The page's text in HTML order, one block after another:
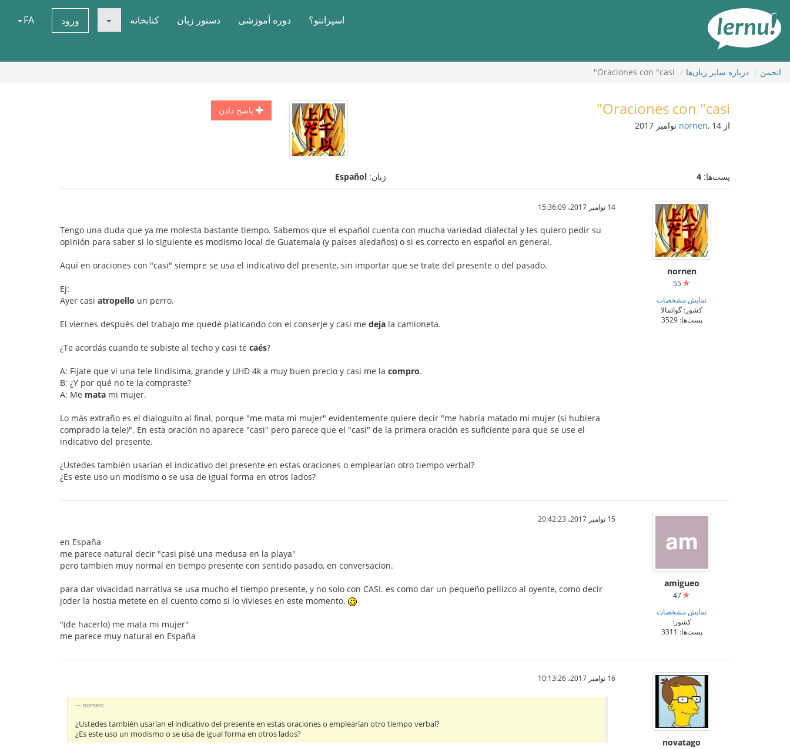
محتوا
اسپرانتو؟ دوره آموزشی دستور زبان کتابخانه ورود FA
انجمن درباره ساير زبان‌ها Oraciones con "casi"
پاسخ دادن Oraciones con "casi"
از nornen, 14 نوامبر 2017
پست‌ها: 4 زبان: Español
nornen
نمایش مشخصات
کشور: گواتمالا
پست‌ها: 3529
14 نوامبر 2017،‏ 15:36:09
Tengo una duda que ya me molesta bastante tiempo. Sabemos que el español cuenta con mucha variedad dialectal y les quiero pedir su
opinión para saber si lo siguiente es modismo local de Guatemala (y países aledaños) o si es correcto en español en general.
Aquí en oraciones con "casi" siempre se usa el indicativo del presente, sin importar que se trate del presente o del pasado.
Ej:
Ayer casi atropello un perro.
El viernes después del trabajo me quedé platicando con el conserje y casi me deja la camioneta.
¿Te acordás cuando te subiste al techo y casi te caés?
A: Fijate que vi una tele lindísima, grande y UHD 4k a muy buen precio y casi me la compro.
B: ¿Y por qué no te la compraste?
A: Me mata mi mujer.
Lo más extraño es el dialoguito al final, porque "me mata mi mujer" evidentemente quiere decir "me habría matado mi mujer (si hubiera
comprado la tele)". En esta oración no aparece "casi" pero parece que el "casi" de la primera oración es suficiente para que se use el
indicativo del presente.
¿Ustedes también usarían el indicativo del presente en estas oraciones o emplearían otro tiempo verbal?
¿Es este uso un modismo o se usa de igual forma en otros lados?
amigueo
نمایش مشخصات
کشور:
پست‌ها: 3311
15 نوامبر 2017،‏ 20:42:23
en España
me parece natural decir "casi pisé una medusa en la playa"
pero tambien muy normal en tiempo presente con sentido pasado, en conversacion.
para dar vivacidad narrativa se usa mucho el tiempo presente, y no solo con CASI. es como dar un pequeño pellizco al oyente, como decir
joder la hostia metete en el cuento como si lo vivieses en este momento.
"(de hacerlo) me mata mi mujer"
me parece muy natural en España
novatago
16 نوامبر 2017،‏ 10:13:26
nornen:
¿Ustedes también usarían el indicativo del presente en estas oraciones o emplearían otro tiempo verbal?
¿Es este uso un modismo o se usa de igual forma en otros lados?